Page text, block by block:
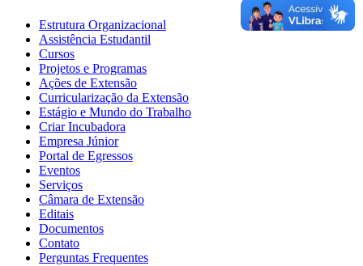
Estrutura Organizacional
Assistência Estudantil
Cursos
Projetos e Programas
Ações de Extensão
Curricularização da Extensão
Estágio e Mundo do Trabalho
Criar Incubadora
Empresa Júnior
Portal de Egressos
Eventos
Serviços
Câmara de Extensão
Editais
Documentos
Contato
Perguntas Frequentes